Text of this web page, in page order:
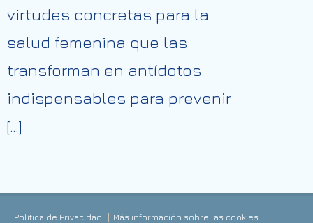
virtudes concretas para la
salud femenina que las
transforman en antídotos
indispensables para prevenir
[…]
Política de Privacidad
Más información sobre las cookies